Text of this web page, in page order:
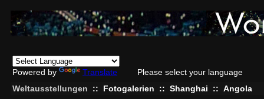
Powered by Translate
Please select your language
Weltausstellungen
:: Fotogalerien :: Shanghai :: Angola